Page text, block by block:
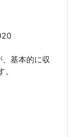
基本的に収